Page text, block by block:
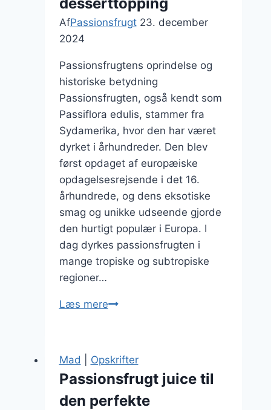
AfPassionsfrugt 23. december
2024
Passionsfrugtens oprindelse og
historiske betydning
Passionsfrugten, også kendt som
Passiflora edulis, stammer fra
Sydamerika, hvor den har været
dyrket i århundreder. Den blev
først opdaget af europæiske
opdagelsesrejsende i det 16.
århundrede, og dens eksotiske
smag og unikke udseende gjorde
den hurtigt populær i Europa. I
dag dyrkes passionsfrugten i
mange tropiske og subtropiske
regioner…
Læs merePassionsfrugt
desserttopping
Mad Opskrifter
Passionsfrugt juice til
den perfekte